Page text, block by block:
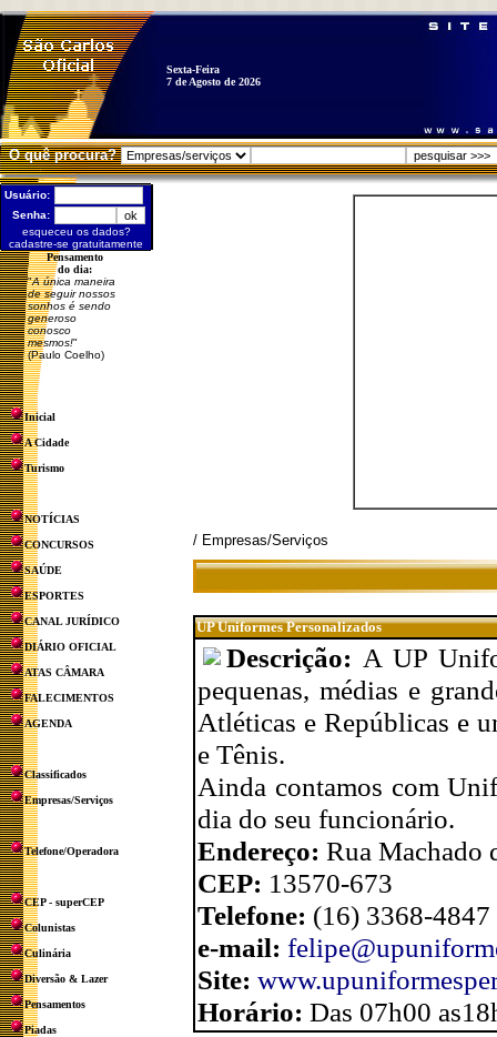
Sexta-Feira
7 de Agosto de 2026
O quê procura?
Usuário:
Senha:
esqueceu os dados?
cadastre-se gratuitamente
Pensamento
do dia:
"A única maneira
de seguir nossos
sonhos é sendo
generoso
conosco
mesmos!"
(Paulo Coelho)
Inicial
A Cidade
Turismo
NOTÍCIAS
CONCURSOS
SAÚDE
ESPORTES
CANAL JURÍDICO
DIÁRIO OFICIAL
ATAS CÂMARA
FALECIMENTOS
AGENDA
Classificados
Empresas/Serviços
Telefone/Operadora
CEP - superCEP
Colunistas
Culinária
Diversão & Lazer
Pensamentos
Piadas
/ Empresas/Serviços
UP Uniformes Personalizados
Descrição: A UP
pequenas, médias e
Atléticas e Repúblicas e
e Tênis.
Ainda contamos com
dia do seu funcionário.
Endereço: Rua Machado
CEP: 13570-673
Telefone: (16) 3368-
e-mail:
Site:
Horário: Das 07h00